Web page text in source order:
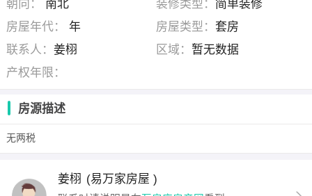
朝向：
南北 装修类型： 简单装修
房屋年代：
年 房屋类型： 套房
联系人：姜栩 区域： 暂无数据
产权年限：
房源描述
无两税
姜栩 (易万家房屋 )